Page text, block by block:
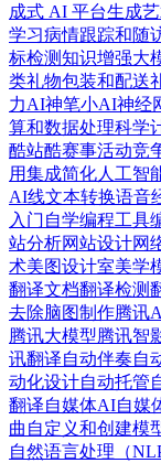
成式 AI 平台生成
学习病情跟踪和随
标检测知识增强大
类礼物包装和配送
力AI神笔小AI神经
算和数据处理科学
酷站酷赛事活动竞
用集成简化人工智
AI线文本转换语音
入门自学编程工具
站分析网站设计网
术美图设计室美学
翻译文档翻译检测
去除脑图制作腾讯
腾讯大模型腾讯智
讯翻译自动伴奏自
动化设计自动托管
翻译自媒体AI自媒
曲 自定义和创建模
自然语言处理（